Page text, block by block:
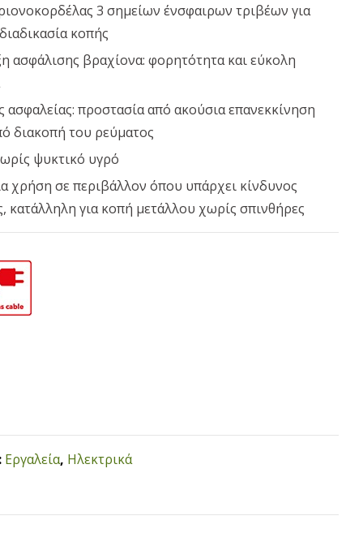
3 σημείων ένσφαιρων τριβέων για
κοπής
ασφάλισης βραχίονα: φορητότητα και εύκολη
ασφαλείας: προστασία από ακούσια επανεκκίνηση
διακοπή του ρεύματος
ψυκτικό υγρό
χρήση σε περιβάλλον όπου υπάρχει κίνδυνος
κατάλληλη για κοπή μετάλλου χωρίς σπινθήρες
Εργαλεία, Ηλεκτρικά